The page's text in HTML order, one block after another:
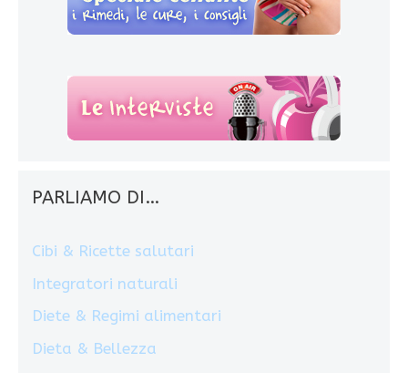
PARLIAMO DI…
Cibi & Ricette salutari
Integratori naturali
Diete & Regimi alimentari
Dieta & Bellezza